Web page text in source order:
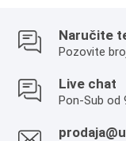
Naručite
Pozovite
Live chat
Pon-Sub od